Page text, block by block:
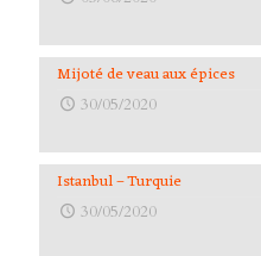
Mijoté de veau aux épices
30/05/2020
Istanbul – Turquie
30/05/2020